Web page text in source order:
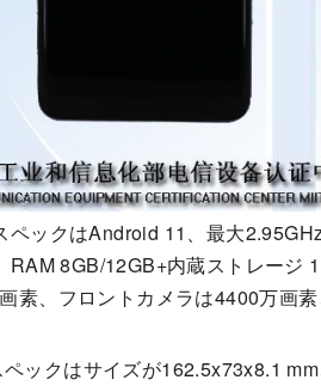
ペックはAndroid 11、最大
RAM 8GB/12GB+内蔵ストレージ
素、フロントカメラは4400万画
ペックはサイズが162.5x73x8.1